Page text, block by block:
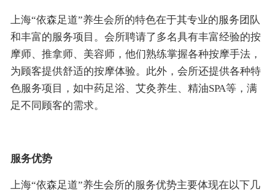
上海“依森足道”养生会所的特色在于其专业的服务团队
和丰富的服务项目。会所聘请了多名具有丰富经验的按
摩师、推拿师、美容师，他们熟练掌握各种按摩手法，
为顾客提供舒适的按摩体验。此外，会所还提供各种特
色服务项目，如中药足浴、艾灸养生、精油SPA等，满
足不同顾客的需求。
服务优势
上海“依森足道”养生会所的服务优势主要体现在以下几